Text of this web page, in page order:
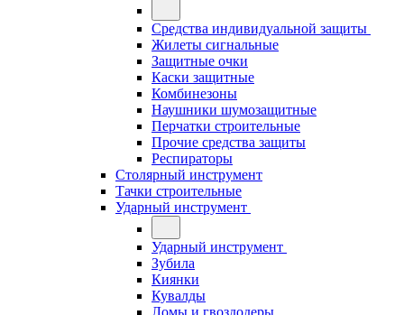
Средства индивидуальной защиты
Жилеты сигнальные
Защитные очки
Каски защитные
Комбинезоны
Наушники шумозащитные
Перчатки строительные
Прочие средства защиты
Респираторы
Столярный инструмент
Тачки строительные
Ударный инструмент
Ударный инструмент
Зубила
Киянки
Кувалды
Ломы и гвоздодеры